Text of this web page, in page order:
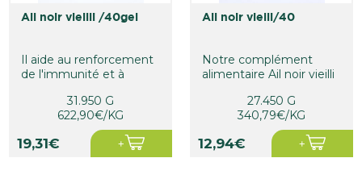
ail noir vieilli /40gel
Il aide au renforcement
de l'immunité et à
31.950 G
622,90€/KG
19,31€
ail noir vielli/40
Notre complément
alimentaire Ail noir vieilli
soutenir la...27.450 G
340,79€/KG
12,94€